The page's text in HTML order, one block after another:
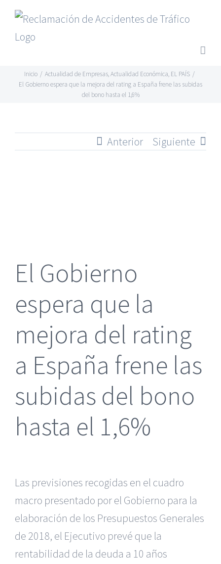
Saltar
contenido
Inicio / Actualidad de Empresas,Actualidad Económica, EL PAÍS /
El Gobierno espera que la mejora del rating a España frene las subidas
del bono hasta el 1,6%
Anterior Siguiente
El Gobierno
espera que la
mejora del rating
a España frene las
subidas del bono
hasta el 1,6%
Las previsiones recogidas en el cuadro
macro presentado por el Gobierno para la
elaboración de los Presupuestos Generales
de 2018, el Ejecutivo prevé que la
rentabilidad de la deuda a 10 años